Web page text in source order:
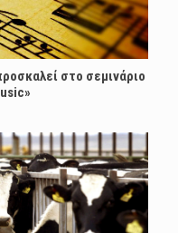
στο σεμινάριο